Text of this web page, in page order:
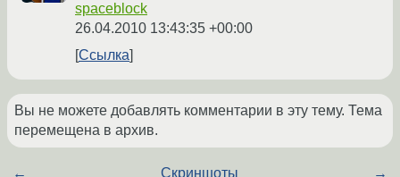
spaceblock
26.04.2010 13:43:35 +00:00
Ссылка
Вы не можете добавлять комментарии в эту тему. Тема
перемещена в архив.
← Скриншоты →